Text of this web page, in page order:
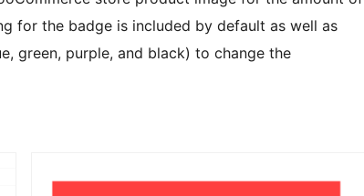
green, purple, and black) to change the